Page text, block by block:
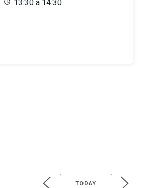
13:30 a 14:30
TODAY